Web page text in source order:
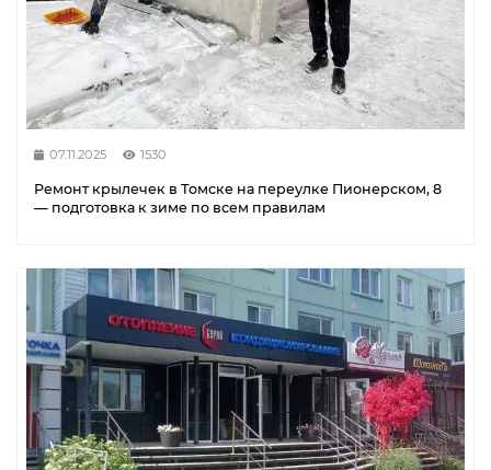
07.11.2025 1530
Ремонт крылечек в Томске на переулке Пионерском, 8
— подготовка к зиме по всем правилам